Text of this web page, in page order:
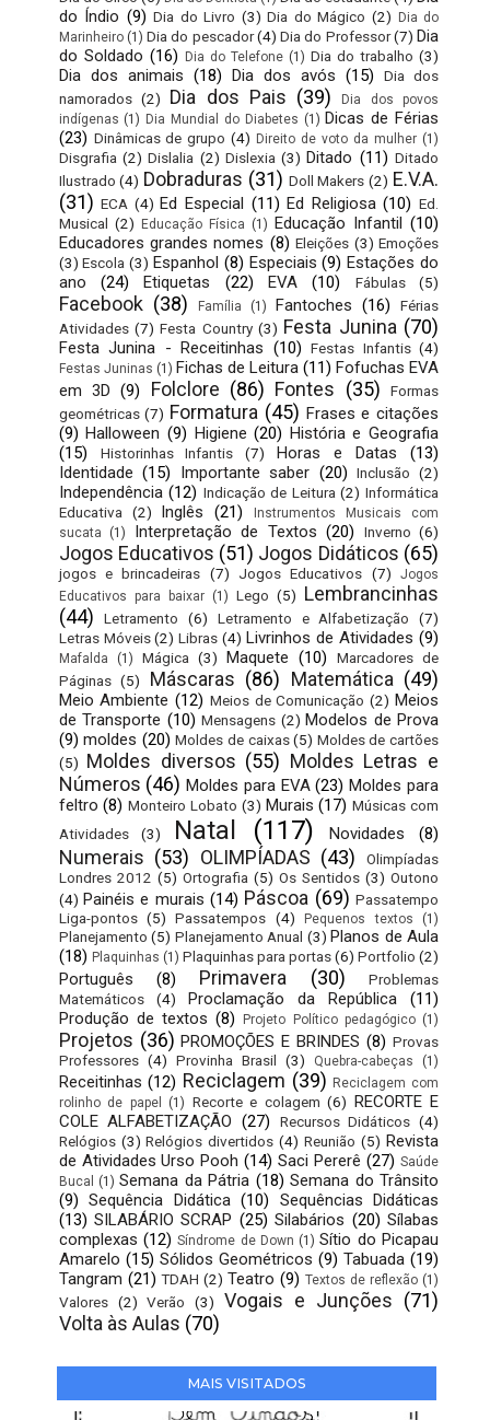
do Índio (9) Dia do Livro (3) Dia do Mágico (2) Dia do
Marinheiro (1) Dia do pescador (4) Dia do Professor (7) Dia
do Soldado (16) Dia do Telefone (1) Dia do trabalho (3)
Dia dos animais (18) Dia dos avós (15)
Dia dos
namorados (2) Dia dos Pais (39)
Dia dos povos
indígenas (1) Dia Mundial do Diabetes (1) Dicas de Férias
(23) Dinâmicas de grupo (4) Direito de voto da mulher (1)
Disgrafia (2) Dislalia (2) Dislexia (3) Ditado (11) Ditado
Ilustrado (4) Dobraduras (31) Doll Makers (2) E.V.A.
(31) ECA (4) Ed Especial (11) Ed Religiosa (10) Ed.
Musical (2) Educação Física (1) Educação Infantil (10)
Educadores grandes nomes (8) Eleições (3) Emoções
(3) Escola (3) Espanhol (8) Especiais (9) Estações do
ano
(24) Etiquetas (22) EVA (10) Fábulas (5)
Facebook (38) Família (1) Fantoches (16)
Férias
Atividades (7) Festa Country (3) Festa Junina (70)
Festa Junina - Receitinhas (10) Festas Infantis (4)
Festas Juninas (1) Fichas de Leitura (11) Fofuchas EVA
em 3D (9) Folclore (86) Fontes (35)
Formas
geométricas (7) Formatura (45) Frases e citações
(9) Halloween (9) Higiene (20) História e Geografia
(15)
Historinhas Infantis (7) Horas e Datas
(13)
Identidade (15) Importante saber (20) Inclusão (2)
Independência (12) Indicação de Leitura (2) Informática
Educativa
(2) Inglês (21)
Instrumentos Musicais com
sucata
(1) Interpretação de Textos (20) Inverno (6)
Jogos Educativos (51) Jogos Didáticos (65)
jogos e brincadeiras (7) Jogos Educativos (7)
Jogos
Educativos para baixar (1) Lego (5) Lembrancinhas
(44)
Letramento (6) Letramento e Alfabetização
(7)
Letras Móveis (2) Libras (4) Livrinhos de Atividades (9)
Mafalda (1) Mágica (3) Maquete (10)
Marcadores de
Páginas (5) Máscaras (86) Matemática (49)
Meio Ambiente (12) Meios de Comunicação (2) Meios
de Transporte (10) Mensagens (2) Modelos de Prova
(9) moldes (20) Moldes de caixas (5) Moldes de cartões
(5) Moldes diversos (55) Moldes Letras e
Números (46) Moldes para EVA (23) Moldes para
feltro (8) Monteiro Lobato (3) Murais (17) Músicas com
Atividades
(3) Natal (117) Novidades (8)
Numerais (53) OLIMPÍADAS (43)
Olimpíadas
Londres 2012 (5) Ortografia (5) Os Sentidos (3) Outono
(4) Painéis e murais (14) Páscoa (69) Passatempo
Liga-pontos (5) Passatempos (4) Pequenos textos (1)
Planejamento (5) Planejamento Anual (3) Planos de Aula
(18) Plaquinhas (1) Plaquinhas para portas(6) Portfolio (2)
Português (8) Primavera (30)
Problemas
Matemáticos
(4) Proclamação da República
(11)
Produção de textos (8) Projeto Político pedagógico (1)
Projetos (36) PROMOÇÕES E BRINDES (8) Provas
Professores (4) Provinha Brasil (3) Quebra-cabeças (1)
Receitinhas (12) Reciclagem (39) Reciclagem com
rolinho de papel
(1) Recorte e colagem (6) RECORTE E
COLE ALFABETIZAÇÃO (27) Recursos Didáticos (4)
Relógios (3) Relógios divertidos (4) Reunião (5) Revista
de Atividades Urso Pooh (14) Saci Pererê (27) Saúde
Bucal
(1) Semana da Pátria (18) Semana do Trânsito
(9) Sequência Didática (10)
Sequências Didáticas
(13) SILABÁRIO SCRAP (25) Silabários (20) Sílabas
complexas (12) Síndrome de Down (1) Sítio do Picapau
Amarelo (15) Sólidos Geométricos (9) Tabuada (19)
Tangram (21) TDAH (2) Teatro (9) Textos de reflexão (1)
Valores (2) Verão (3) Vogais e Junções (71)
Volta às Aulas (70)
MAIS VISITADOS